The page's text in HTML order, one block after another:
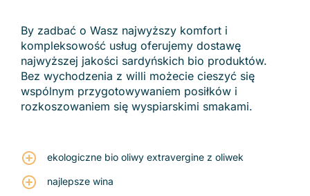
By zadbać o Wasz najwyższy komfort i
kompleksowość usług oferujemy dostawę
najwyższej jakości sardyńskich bio produktów.
Bez wychodzenia z willi możecie cieszyć się
wspólnym przygotowywaniem posiłków i
rozkoszowaniem się wyspiarskimi smakami.
ekologiczne bio oliwy extravergine z oliwek
najlepsze wina